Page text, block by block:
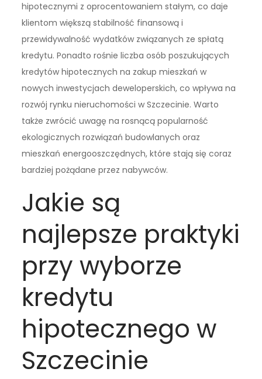
hipotecznymi z oprocentowaniem stałym, co daje
klientom większą stabilność finansową i
przewidywalność wydatków związanych ze spłatą
kredytu. Ponadto rośnie liczba osób poszukujących
kredytów hipotecznych na zakup mieszkań w
nowych inwestycjach deweloperskich, co wpływa na
rozwój rynku nieruchomości w Szczecinie. Warto
także zwrócić uwagę na rosnącą popularność
ekologicznych rozwiązań budowlanych oraz
mieszkań energooszczędnych, które stają się coraz
bardziej pożądane przez nabywców.
Jakie są
najlepsze praktyki
przy wyborze
kredytu
hipotecznego w
Szczecinie